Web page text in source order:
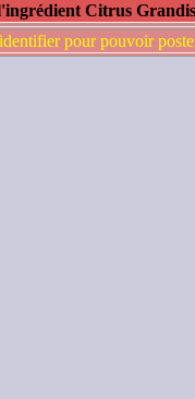
Citrus Grandis
pour pouvoir